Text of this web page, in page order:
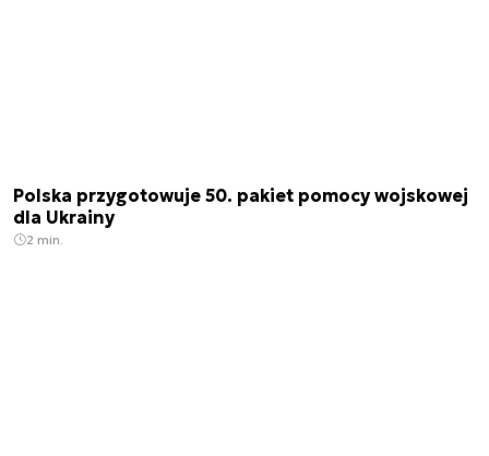
Polska przygotowuje 50. pakiet pomocy wojskowej
dla Ukrainy
2 min.